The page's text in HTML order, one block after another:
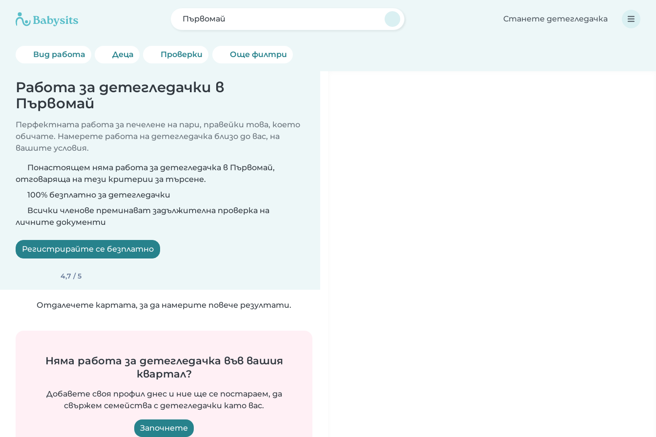
Първомай Станете детегледачка
Вид работа Деца Проверки Още филтри
Работа за детегледачки в
Първомай
Перфектната работа за печелене на пари, правейки това, което
обичате. Намерете работа на детегледачка близо до вас, на
вашите условия.
Понастоящем няма работа за детегледачка в Първомай,
отговаряща на тези критерии за търсене.
100% безплатно за детегледачки
Всички членове преминават задължителна проверка на
личните документи
Регистрирайте се безплатно
4,7 / 5
Отдалечете картата, за да намерите повече резултати.
Няма работа за детегледачка във вашия
квартал?
Добавете своя профил днес и ние ще се постараем, да
свържем семейства с детегледачки като вас.
Започнете